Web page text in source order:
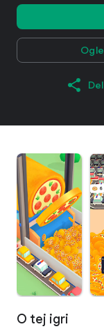
O tej igri